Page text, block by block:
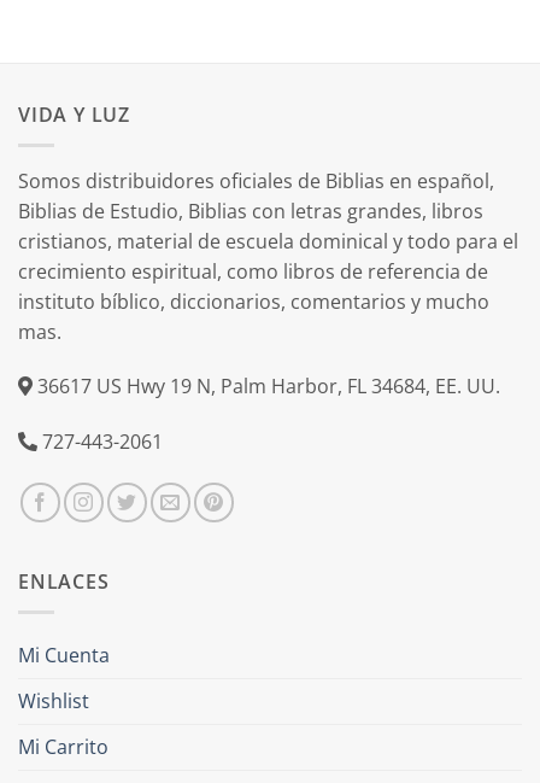
VIDA Y LUZ
Somos distribuidores oficiales de Biblias en español,
Biblias de Estudio, Biblias con letras grandes, libros
cristianos, material de escuela dominical y todo para el
crecimiento espiritual, como libros de referencia de
instituto bíblico, diccionarios, comentarios y mucho
mas.
36617 US Hwy 19 N, Palm Harbor, FL 34684, EE. UU.
727-443-2061
ENLACES
Mi Cuenta
Wishlist
Mi Carrito